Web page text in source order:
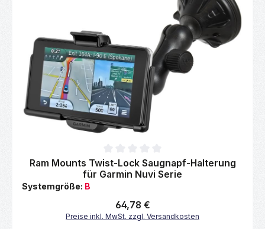
Durchschnittliche Bewertung von 0 von 5 Sternen
Ram Mounts Twist-Lock Saugnapf-Halterung
für Garmin Nuvi Serie
Systemgröße: B
Regulärer Preis:
64,78 €
Preise inkl. MwSt. zzgl. Versandkosten